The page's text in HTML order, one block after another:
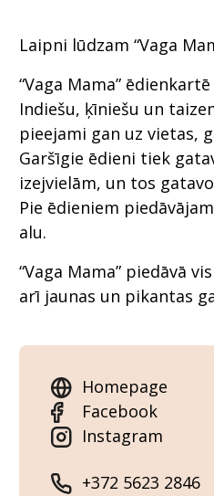
Laipni lūdzam “Vaga
“Vaga Mama”
Indiešu, ķīniešu un
pieejami gan uz vietas,
Garšīgie ēdieni tiek
izejvielām, un tos
Pie ēdieniem
alu.
“Vaga Mama” piedāvā
arī jaunas un pikantas
Homepage
Facebook
Instagram
+372 5623 2846